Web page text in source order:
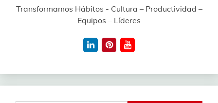
Transformamos Hábitos - Cultura – Productividad –
Equipos – Líderes